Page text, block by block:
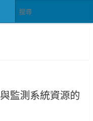
監測系統資源的